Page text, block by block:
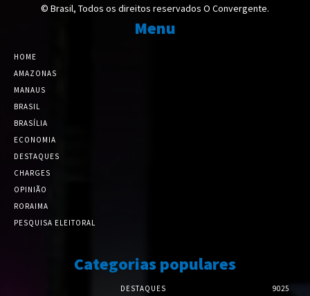
© Brasil, Todos os direitos reservados O Convergente.
Menu
HOME
AMAZONAS
MANAUS
BRASIL
BRASÍLIA
ECONOMIA
DESTAQUES
CHARGES
OPINIÃO
RORAIMA
PESQUISA ELEITORAL
Categorias populares
DESTAQUES 9025